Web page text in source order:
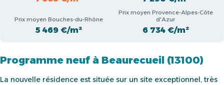
Prix moyen Bouches-du-Rhône
5 469 €/m²
Prix moyen Provence-Alpes-Côte
d'Azur
6 734 €/m²
Programme neuf à Beaurecueil (13100)
La nouvelle résidence est située sur un site exceptionnel, très